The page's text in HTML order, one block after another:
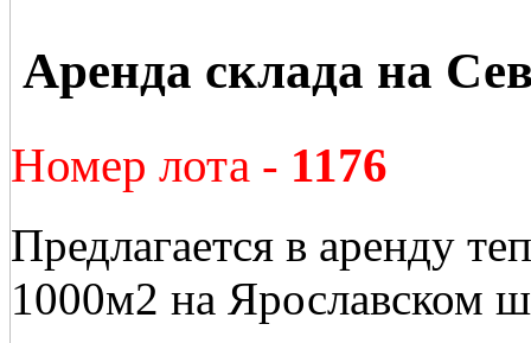
Аренда склада на
Номер лота - 1176
Предлагается в аренду
1000м2 на Ярославском